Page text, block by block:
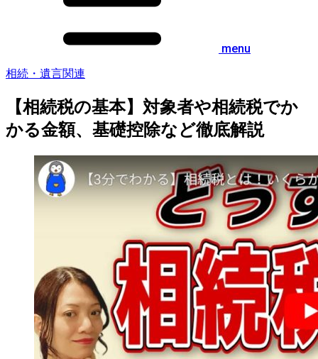
menu
相続・遺言関連
【相続税の基本】対象者や相続税でか
かる金額、基礎控除など徹底解説